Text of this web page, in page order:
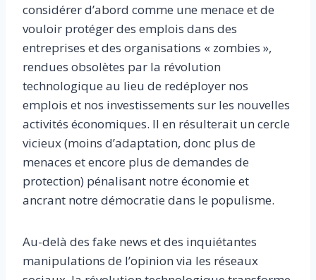
considérer d’abord comme une menace et de
vouloir protéger des emplois dans des
entreprises et des organisations « zombies »,
rendues obsolètes par la révolution
technologique au lieu de redéployer nos
emplois et nos investissements sur les nouvelles
activités économiques. Il en résulterait un cercle
vicieux (moins d’adaptation, donc plus de
menaces et encore plus de demandes de
protection) pénalisant notre économie et
ancrant notre démocratie dans le populisme.
Au-delà des fake news et des inquiétantes
manipulations de l’opinion via les réseaux